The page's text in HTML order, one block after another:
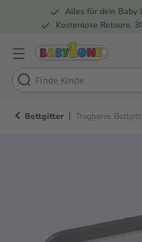
Zur Hauptnavigation
Alles für dein Baby
Kostenlose Retoure,
Bettgitter | Tragbares